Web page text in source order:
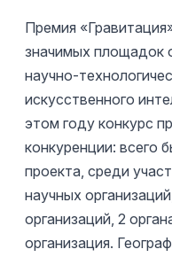
Премия
значимых площадок
научно-
искусственного
этом году конкурс
конкуренции: всего
проекта, среди
научных
организаций, 2
организация.